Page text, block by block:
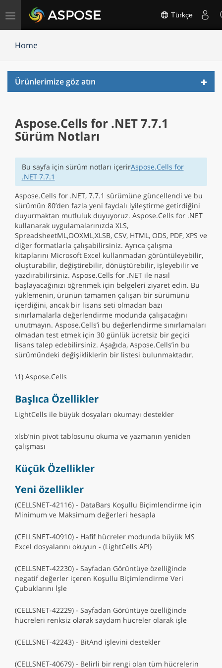
Gezinmeyi
Türkçe
Home
Ürünlerimize göz atın
Aspose.Cells for .NET 7.7.1
Sürüm Notları
Bu sayfa için sürüm notları içerirAspose.Cells for
.NET 7.7.1
Aspose.Cells for .NET, 7.7.1 sürümüne güncellendi ve bu
sürümün 80’den fazla yeni faydalı iyileştirme getirdiğini
duyurmaktan mutluluk duyuyoruz. Aspose.Cells for .NET
kullanarak uygulamalarınızda XLS,
SpreadsheetML,OOXML,XLSB, CSV, HTML, ODS, PDF, XPS ve
diğer formatlarla çalışabilirsiniz. Ayrıca çalışma
kitaplarını Microsoft Excel kullanmadan görüntüleyebilir,
oluşturabilir, değiştirebilir, dönüştürebilir, işleyebilir ve
yazdırabilirsiniz. Aspose.Cells for .NET ile nasıl
başlayacağınızı öğrenmek için belgeleri ziyaret edin. Bu
yüklemenin, ürünün tamamen çalışan bir sürümünü
içerdiğini, ancak bir lisans seti olmadan bazı
sınırlamalarla değerlendirme modunda çalışacağını
unutmayın. Aspose.Cells’i bu değerlendirme sınırlamaları
olmadan test etmek için 30 günlük ücretsiz bir geçici
lisans talep edebilirsiniz. Aşağıda, Aspose.Cells’in bu
sürümündeki değişikliklerin bir listesi bulunmaktadır.
\1) Aspose.Cells
Başlıca Özellikler
LightCells ile büyük dosyaları okumayı destekler
xlsb’nin pivot tablosunu okuma ve yazmanın yeniden
çalışması
Küçük Özellikler
Yeni özellikler
(CELLSNET-42116) - DataBars Koşullu Biçimlendirme için
Minimum ve Maksimum değerleri hesapla
(CELLSNET-40910) - Hafif hücreler modunda büyük MS
Excel dosyalarını okuyun - (LightCells API)
(CELLSNET-42230) - Sayfadan Görüntüye özelliğinde
negatif değerler içeren Koşullu Biçimlendirme Veri
Çubuklarını İşle
(CELLSNET-42229) - Sayfadan Görüntüye özelliğinde
hücreleri renksiz olarak saydam hücreler olarak işle
(CELLSNET-42243) - BitAnd işlevini destekler
(CELLSNET-40679) - Belirli bir rengi olan tüm hücrelerin